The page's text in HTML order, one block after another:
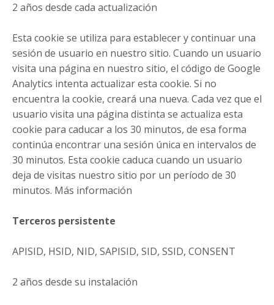
2 años desde cada actualización
Esta cookie se utiliza para establecer y continuar una
sesión de usuario en nuestro sitio. Cuando un usuario
visita una página en nuestro sitio, el código de Google
Analytics intenta actualizar esta cookie. Si no
encuentra la cookie, creará una nueva. Cada vez que el
usuario visita una página distinta se actualiza esta
cookie para caducar a los 30 minutos, de esa forma
continúa encontrar una sesión única en intervalos de
30 minutos. Esta cookie caduca cuando un usuario
deja de visitas nuestro sitio por un período de 30
minutos. Más información
Terceros persistente
APISID, HSID, NID, SAPISID, SID, SSID, CONSENT
2 años desde su instalación